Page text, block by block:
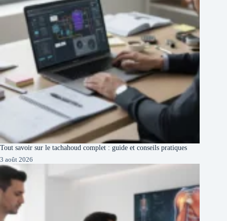
Tout savoir sur le tachahoud complet : guide et conseils pratiques
3 août 2026